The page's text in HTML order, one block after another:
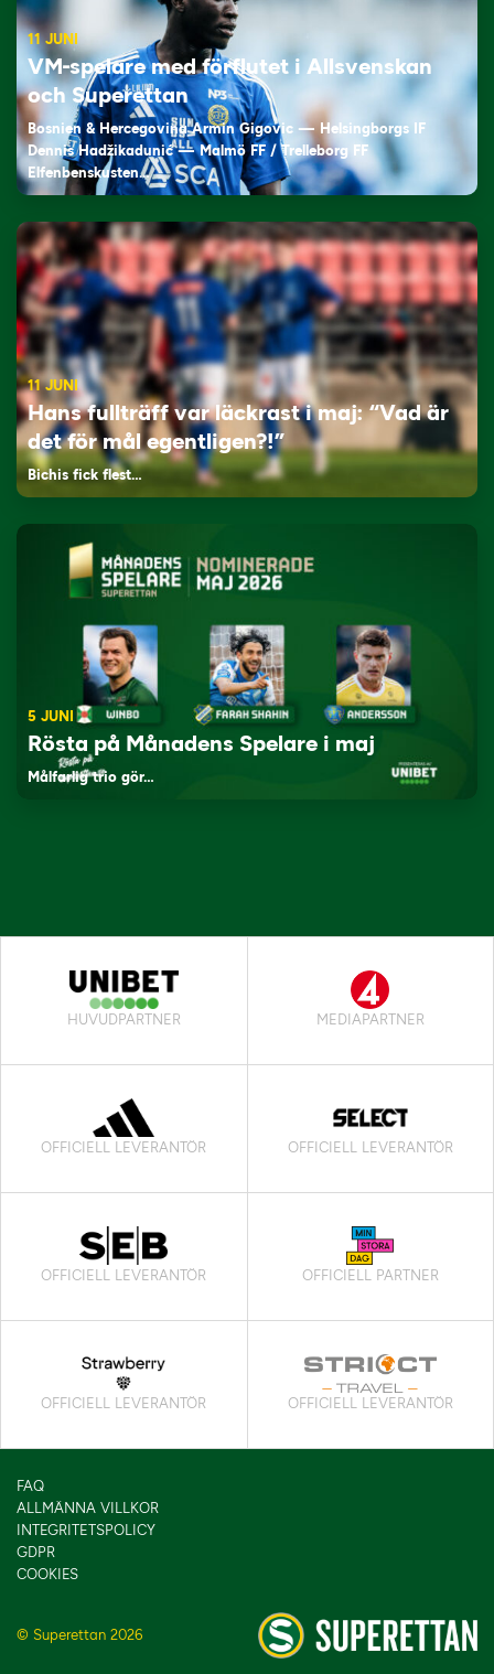
11 JUNI
VM-spelare med förflutet i Allsvenskan
och Superettan
Bosnien & Hercegovina Armin Gigovic — Helsingborgs IF
Dennis Hadžikadunić — Malmö FF / Trelleborg FF
Elfenbenskusten…
11 JUNI
Hans fullträff var läckrast i maj: “Vad är
det för mål egentligen?!”
Bichis fick flest…
5 JUNI
Rösta på Månadens Spelare i maj
Målfarlig trio gör…
HUVUDPARTNER MEDIAPARTNER
OFFICIELL LEVERANTÖR OFFICIELL LEVERANTÖR
OFFICIELL LEVERANTÖR OFFICIELL PARTNER
OFFICIELL LEVERANTÖR OFFICIELL LEVERANTÖR
© Superettan 2026
FAQ
ALLMÄNNA VILLKOR
INTEGRITETSPOLICY
GDPR
COOKIES